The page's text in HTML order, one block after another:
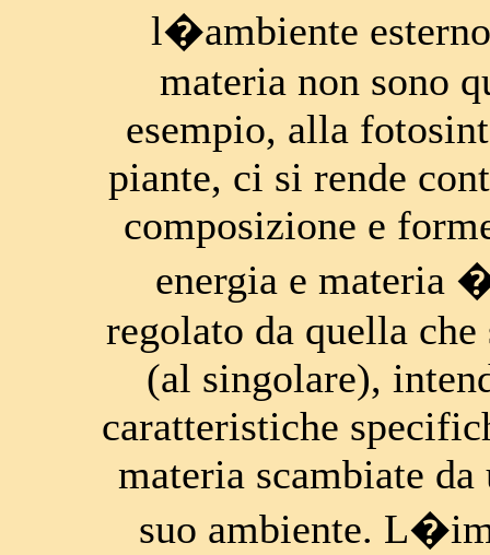
l�ambiente
materia non sono
esempio, alla
piante, ci si rende
composizione e
energia e materia
regolato da quella
(al singolare),
caratteristiche
materia scambiate
suo ambiente.